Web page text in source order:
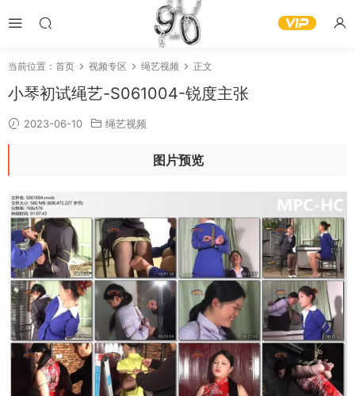
当前位置： 首页 视频专区 绳艺视频 正文
小琴初试绳艺-S061004-锐度主张
2023-06-10 绳艺视频
图片预览